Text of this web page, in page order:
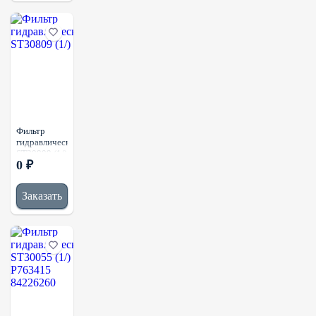
R660G25
CF02542509
Фильтр
гидравлический
ST30809 (1/)
0 ₽
Заказать